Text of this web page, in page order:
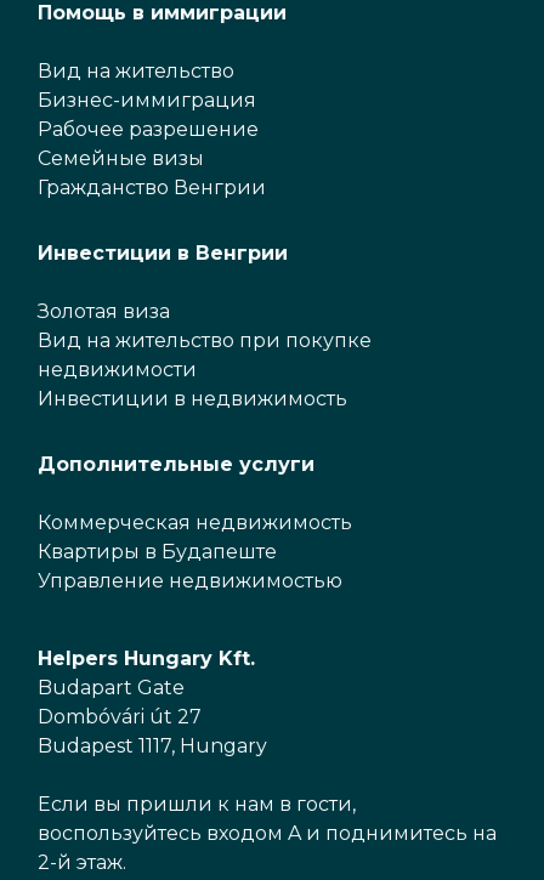
Помощь в иммиграции
Вид на жительство
Бизнес-иммиграция
Рабочее разрешение
Семейные визы
Гражданство Венгрии
Инвестиции в Венгрии
Золотая виза
Вид на жительство при покупке
недвижимости
Инвестиции в недвижимость
Дополнительные услуги
Коммерческая недвижимость
Квартиры в Будапеште
Управление недвижимостью
Helpers Hungary Kft.
Budapart Gate
Dombóvári út 27
Budapest 1117, Hungary
Если вы пришли к нам в гости,
воспользуйтесь входом A и поднимитесь на
2-й этаж.